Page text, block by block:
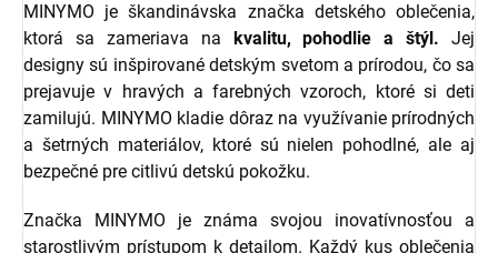
MINYMO je škandinávska značka detského oblečenia,
ktorá sa zameriava na kvalitu, pohodlie a štýl. Jej
designy sú inšpirované detským svetom a prírodou, čo sa
prejavuje v hravých a farebných vzoroch, ktoré si deti
zamilujú. MINYMO kladie dôraz na využívanie prírodných
a šetrných materiálov, ktoré sú nielen pohodlné, ale aj
bezpečné pre citlivú detskú pokožku.
Značka MINYMO je známa svojou inovatívnosťou a
starostlivým prístupom k detailom. Každý kus oblečenia